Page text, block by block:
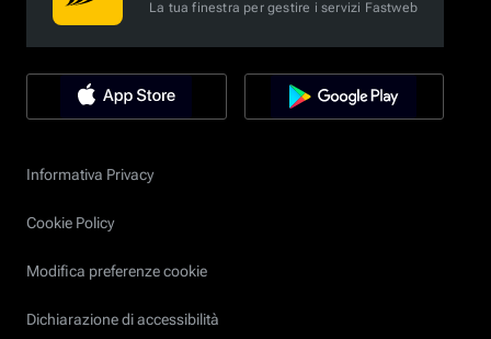
La tua finestra per gestire i servizi Fastweb
Informativa Privacy
Cookie Policy
Modifica preferenze cookie
Dichiarazione di accessibilità